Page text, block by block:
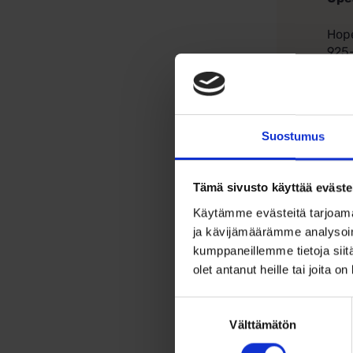
Suostumus
Tämä sivusto käyttää
Käytämme evästeitä
ja kävijämäärämme
kumppaneillemme tietoja
olet antanut heille tai joita
Välttämätön